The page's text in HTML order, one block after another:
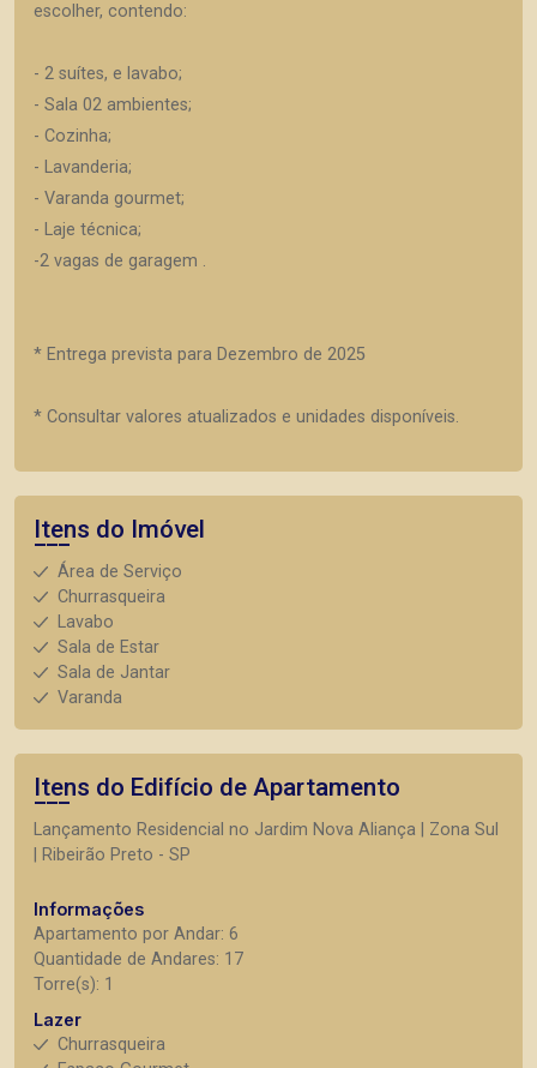
escolher, contendo:
- 2 suítes, e lavabo;
- Sala 02 ambientes;
- Cozinha;
- Lavanderia;
- Varanda gourmet;
- Laje técnica;
-2 vagas de garagem .
* Entrega prevista para Dezembro de 2025
* Consultar valores atualizados e unidades disponíveis.
Itens do Imóvel
Área de Serviço
Churrasqueira
Lavabo
Sala de Estar
Sala de Jantar
Varanda
Itens do Edifício de Apartamento
Lançamento Residencial no Jardim Nova Aliança | Zona Sul
| Ribeirão Preto - SP
Informações
Apartamento por Andar: 6
Quantidade de Andares: 17
Torre(s): 1
Lazer
Churrasqueira